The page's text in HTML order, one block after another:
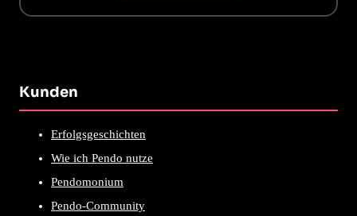
Kunden
Erfolgsgeschichten
Wie ich Pendo nutze
Pendomonium
Pendo-Community